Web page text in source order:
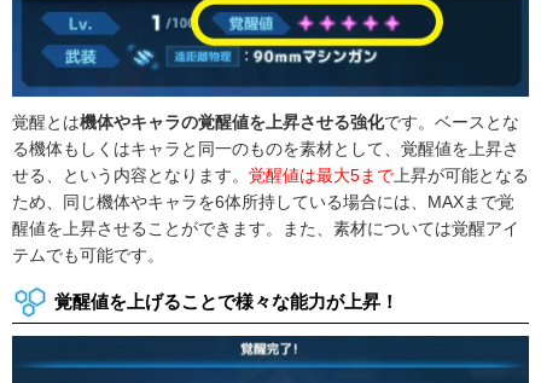
覚醒とは機体やキャラの覚醒値を上昇させる強化です。ベースとな
る機体もしくはキャラと同一のものを素材として、覚醒値を上昇さ
せる、という内容となります。 覚醒値は最大5まで上昇が可能となる
ため、同じ機体やキャラを6体所持している場合には、MAXまで覚
醒値を上昇させることができます。また、素材については覚醒アイ
テムでも可能です。
覚醒値を上げることで様々な能力が上昇！